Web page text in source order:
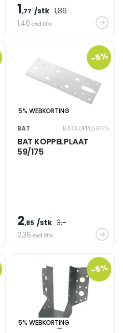
1,77 /stk 1,86
1,46 excl btw
-5%
5% WEBKORTING
BAT
BATKOPPL59175
BAT KOPPELPLAAT
59/175
2,85 /stk 3,-
2,36 excl btw
-5%
5% WEBKORTING